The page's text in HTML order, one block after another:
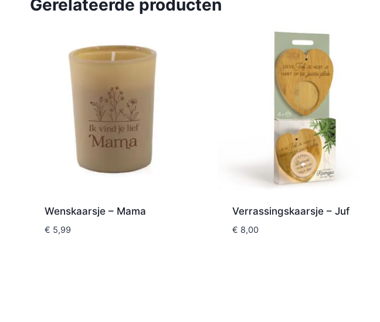
Gerelateerde producten
Wenskaarsje – Mama
€ 5,99
Verrassingskaarsje – Juf
€ 8,00